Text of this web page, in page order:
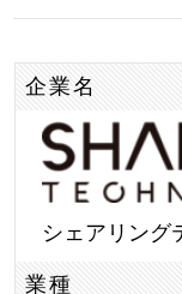
企業名
シェアリング
業種